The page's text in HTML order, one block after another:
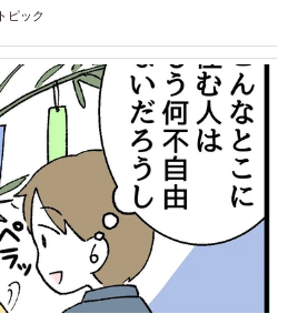
ピック